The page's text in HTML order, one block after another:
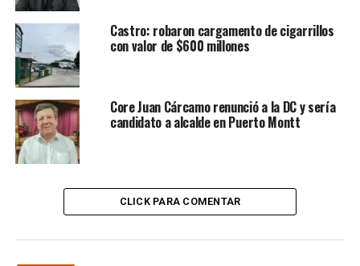
Castro: robaron cargamento de cigarrillos
con valor de $600 millones
Core Juan Cárcamo renunció a la DC y sería
candidato a alcalde en Puerto Montt
CLICK PARA COMENTAR